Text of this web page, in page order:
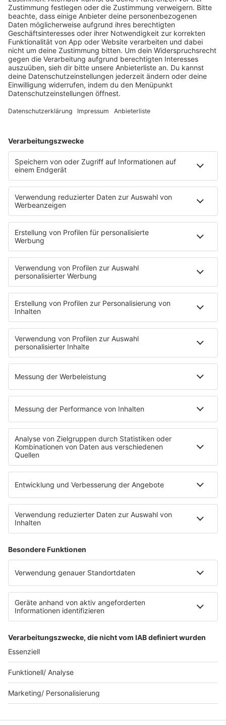
HOME
RADIOS
barba radio
Lagerfeuer
Füße hoch
Schmusekatze
Song Contest
Mädelsabend
Ich hasse Sport
Sonntag Morgen
Strandbar
Putzfimmel
Deutschpop
Deutsche Liebeslieder
PODCASTS
Mit den Waffeln einer Frau
Frühstück bei Barbara
Brave & One
NotAufnahme
"Bewerbung und Karriere"
Aber bitte mit Schlager
Erdbeerkäse
Fitness mit M.A.R.K
Glück in Worten
Todesursache
Niemand muss ein Promi sein
PROGRAMM
Mit den Waffeln einer Frau
SERVICE
Empfang
barba radio App
Impressum
Datenschutz Facebook & Instagram
Datenschutzeinstellungen
Clubbedingungen
Werbung schalten
Waffel-Werbepartner
80s80s.de
90s90s.de
Schlagerplanetradio.com
1deutsch.de
WEIHNACHTSMUSIK.FM
© barba radio. Ein Baby von Barbara Schöneberger und
REGIOCAST.